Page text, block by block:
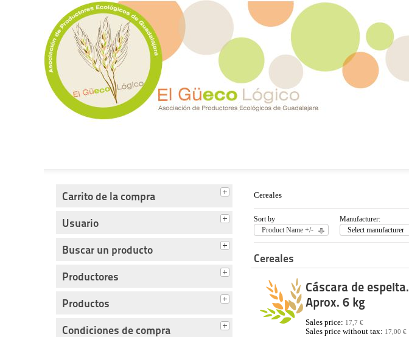
Carrito de la compra
Usuario
Buscar un producto
Productores
Productos
Condiciones de compra
Cereales
Sort by
Product Name +/-
Manufacturer:
Select manufacturer
Cereales
Cáscara de espelta.
Aprox. 6 kg
Sales price: 17,7 €
Sales price without tax: 17,00 €